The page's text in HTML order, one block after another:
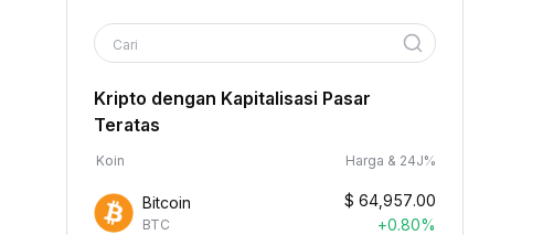
Cari
Kripto dengan Kapitalisasi Pasar
Teratas
Koin Harga & 24J%
Bitcoin
BTC
$ 64,957.00
+0.80%